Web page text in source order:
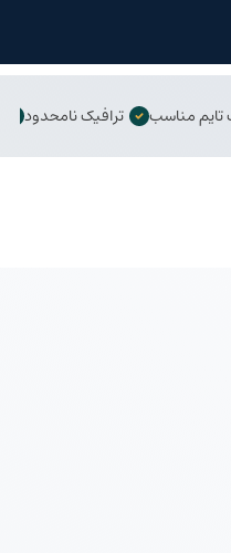
ترافیک نامحدود پینگ تایم مناسب